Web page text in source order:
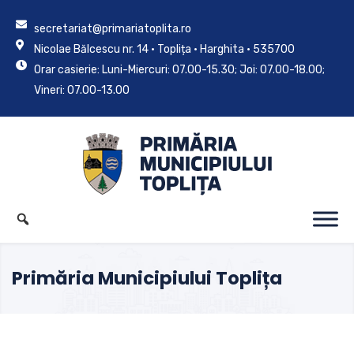
secretariat@primariatoplita.ro
Nicolae Bălcescu nr. 14 • Toplița • Harghita • 535700
Orar casierie: Luni-Miercuri: 07.00-15.30; Joi: 07.00-18.00;
Vineri: 07.00-13.00
Primăria Municipiului Toplița